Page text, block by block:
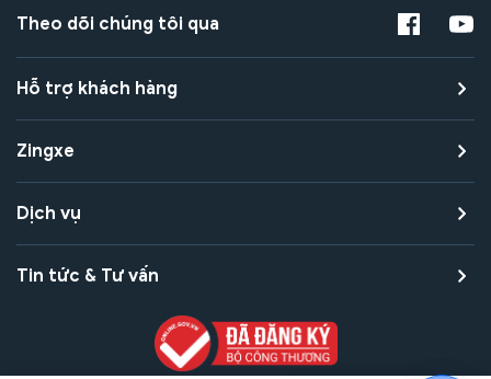
Theo dõi chúng tôi qua
Hỗ trợ khách hàng
Zingxe
Dịch vụ
Tin tức & Tư vấn